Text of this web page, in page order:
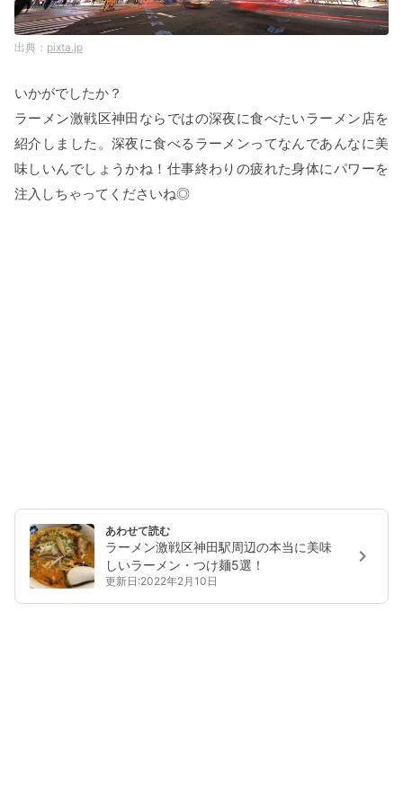
pixta.jp
いかがでしたか？
ラーメン激戦区神田ならではの深夜に食べたいラーメン店を
紹介しました。深夜に食べるラーメンってなんであんなに美
味しいんでしょうかね！仕事終わりの疲れた身体にパワーを
注入しちゃってくださいね◎
あわせて読む
ラーメン激戦区神田駅周辺の本当に美味
しいラーメン・つけ麺5選！
更新日:2022年2月10日